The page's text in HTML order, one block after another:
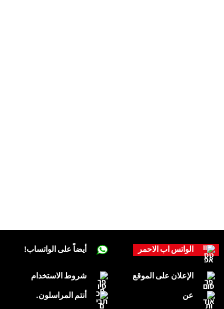
أيضاً على الواتساب!
شروط الاستخدام
أنتم المراسلون.
الواتس اب الاحمر
الإعلان على الموقع
عن